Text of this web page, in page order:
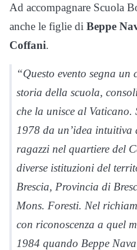
Ad accompagnare Scuola
anche le figlie di Beppe
Coffani.
“Questo evento segna
storia della scuola,
che la unisce al
1978 da un’idea intuitiva
ragazzi nel quartiere del
diverse istituzioni del
Brescia, Provincia di
Mons. Foresti. Nel
con riconoscenza a quel
1984 quando Beppe